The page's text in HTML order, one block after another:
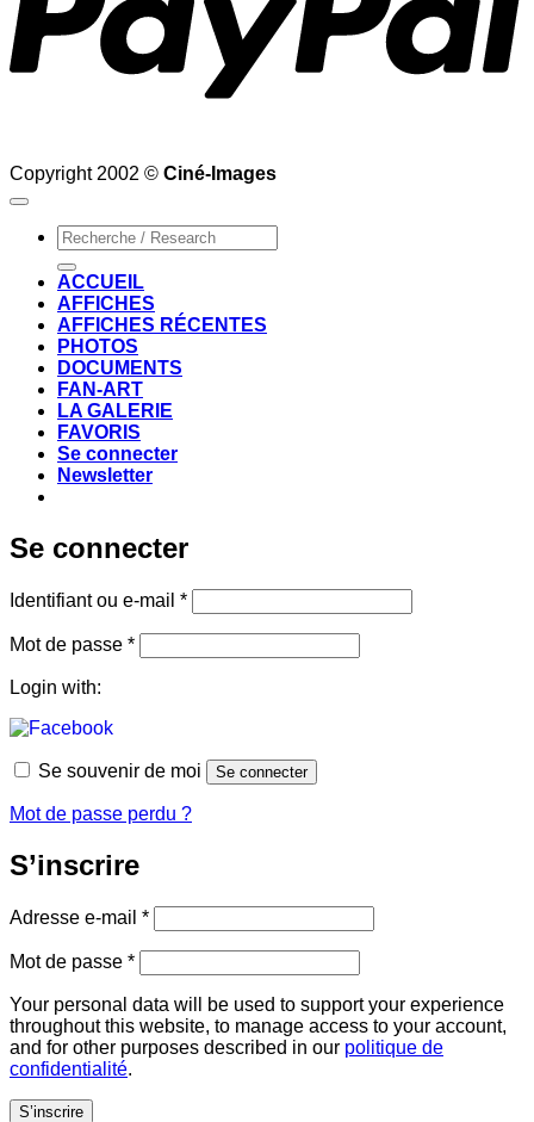
Copyright 2002 © Ciné-Images
Recherche
pour :
ACCUEIL
AFFICHES
AFFICHES RÉCENTES
PHOTOS
DOCUMENTS
FAN-ART
LA GALERIE
FAVORIS
Se connecter
Newsletter
Se connecter
Identifiant ou e-mail *Obligatoire
Mot de passe *Obligatoire
Login with:
Se souvenir de moi Se connecter
Mot de passe perdu ?
S’inscrire
Adresse e-mail *Obligatoire
Mot de passe *Obligatoire
Your personal data will be used to support your experience
throughout this website, to manage access to your account,
and for other purposes described in our politique de
confidentialité.
S’inscrire